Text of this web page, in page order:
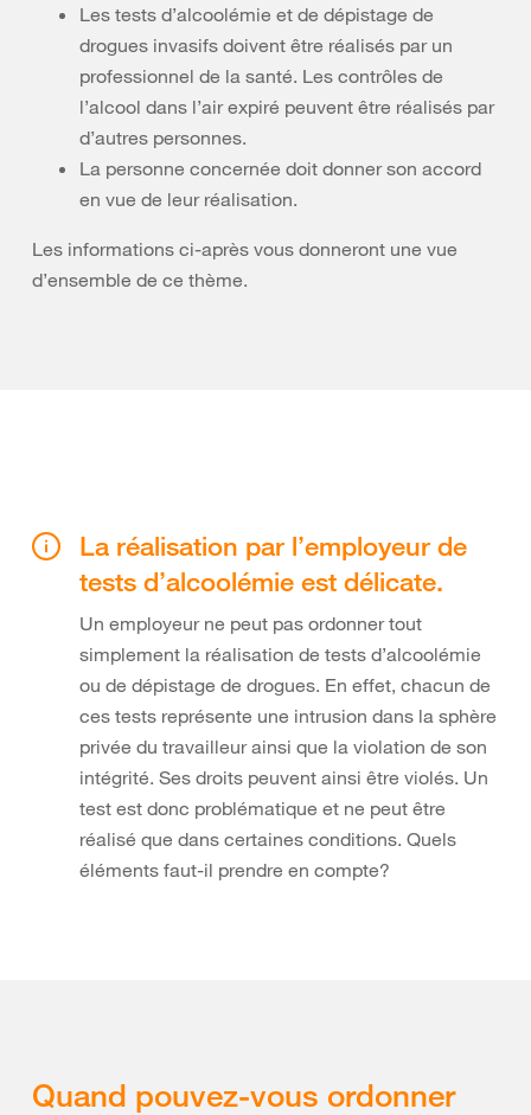
Les tests d’alcoolémie et de dépistage de
drogues invasifs doivent être réalisés par un
professionnel de la santé. Les contrôles de
l’alcool dans l’air expiré peuvent être réalisés par
d’autres personnes.
La personne concernée doit donner son accord
en vue de leur réalisation.
Les informations ci-après vous donneront une vue
d’ensemble de ce thème.
La réalisation par l’employeur de
tests d’alcoolémie est délicate.
Un employeur ne peut pas ordonner tout
simplement la réalisation de tests d’alcoolémie
ou de dépistage de drogues. En effet, chacun de
ces tests représente une intrusion dans la sphère
privée du travailleur ainsi que la violation de son
intégrité. Ses droits peuvent ainsi être violés. Un
test est donc problématique et ne peut être
réalisé que dans certaines conditions. Quels
éléments faut-il prendre en compte?
Quand pouvez-vous ordonner